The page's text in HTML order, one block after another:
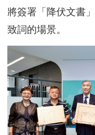
將簽署「降伏文書
致詞的場景。